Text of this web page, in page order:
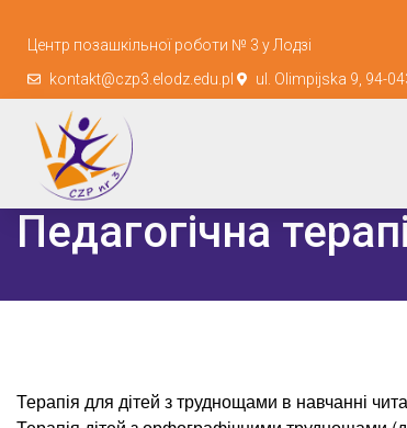
Центр позашкільної роботи № 3 у Лодзі
kontakt@czp3.elodz.edu.pl
ul. Olimpijska 9, 94-
Педагогічна
Терапія для дітей з труднощами в навчанні